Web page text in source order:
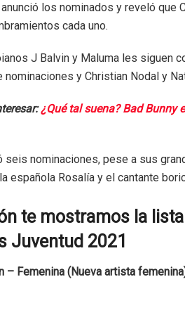
los nominados y reveló que
cada uno.
J Balvin y Maluma les siguen
nominaciones y Christian Nodal y
¿Qué tal suena? Bad Bunny
seis nominaciones, pese a sus
española Rosalía y el cantante
te mostramos la
Juventud 2021
– Femenina (Nueva artista